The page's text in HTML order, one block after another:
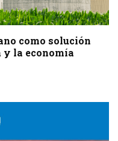
como solución
la economía